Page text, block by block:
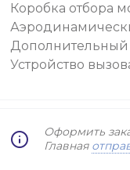
Коробка отбора
Дополнительный
Устройство
Оформить
Главная